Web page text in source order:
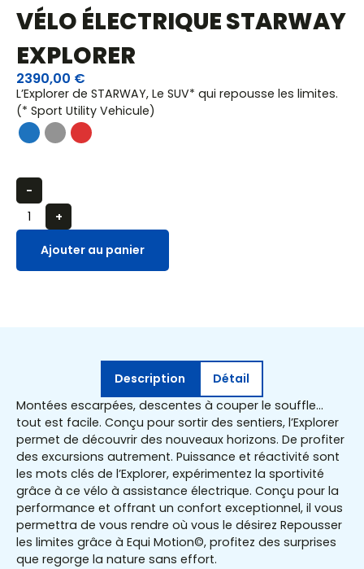
VÉLO ÉLECTRIQUE STARWAY
EXPLORER
2390,00 €
L’Explorer de STARWAY, Le SUV* qui repousse les limites.
(* Sport Utility Vehicule)
-
+
Ajouter au panier
Description
Détail
Montées escarpées, descentes à couper le souffle…
tout est facile. Conçu pour sortir des sentiers, l’Explorer
permet de découvrir des nouveaux horizons. De profiter
des excursions autrement. Puissance et réactivité sont
les mots clés de l’Explorer, expérimentez la sportivité
grâce à ce vélo à assistance électrique. Conçu pour la
performance et offrant un confort exceptionnel, il vous
permettra de vous rendre où vous le désirez Repousser
les limites grâce à Equi Motion©, profitez des surprises
que regorge la nature sans effort.